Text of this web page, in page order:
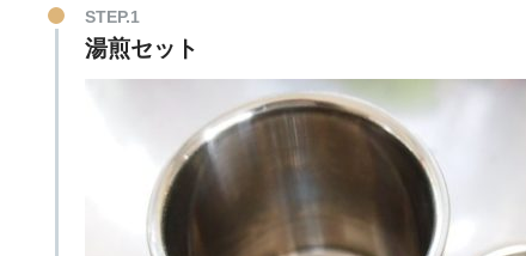
STEP.1
湯煎セット